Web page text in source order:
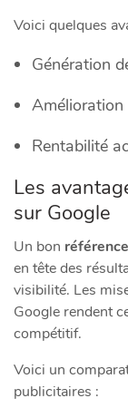
Voici quelques
Génération
Amélioration
Rentabilité
Les
sur Google
Un bon
en tête des
visibilité. Les
Google rendent
compétitif.
Voici un
publicitaires :